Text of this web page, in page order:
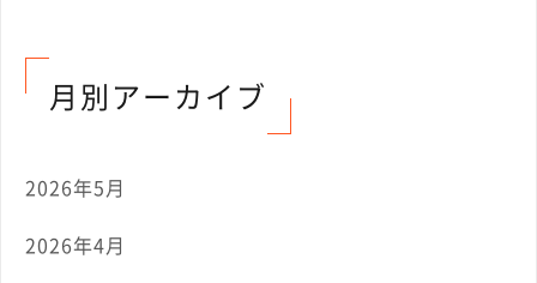
月別アーカイブ
2026年5月
2026年4月